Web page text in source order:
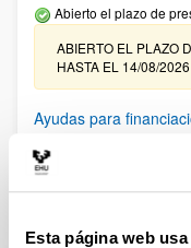
Esta página web
Abierto el plazo de
ABIERTO EL PLAZO
HASTA EL 14/08/2026
Ayudas para
UPV/EHU 2026
Trámite abierto
solicitudes admitidas